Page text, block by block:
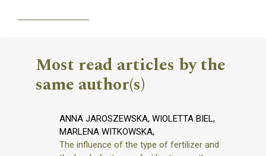
Most read articles by the
same author(s)
ANNA JAROSZEWSKA, WIOLETTA BIEL,
MARLENA WITKOWSKA,
The influence of the type of fertilizer and